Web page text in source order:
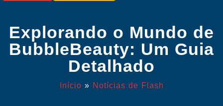
Explorando o Mundo de
BubbleBeauty: Um Guia
Detalhado
Início » Notícias de Flash